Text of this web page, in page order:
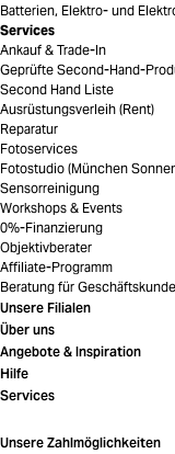
Batterien, Elektro- und
Services
Ankauf & Trade-In
Geprüfte Second-Hand-
Second Hand Liste
Ausrüstungsverleih (Rent)
Reparatur
Fotoservices
Fotostudio (München
Sensorreinigung
Workshops & Events
0%-Finanzierung
Objektivberater
Affiliate-Programm
Beratung für
Unsere Filialen
Über uns
Angebote & Inspiration
Hilfe
Services
Unsere Zahlmöglichkeiten